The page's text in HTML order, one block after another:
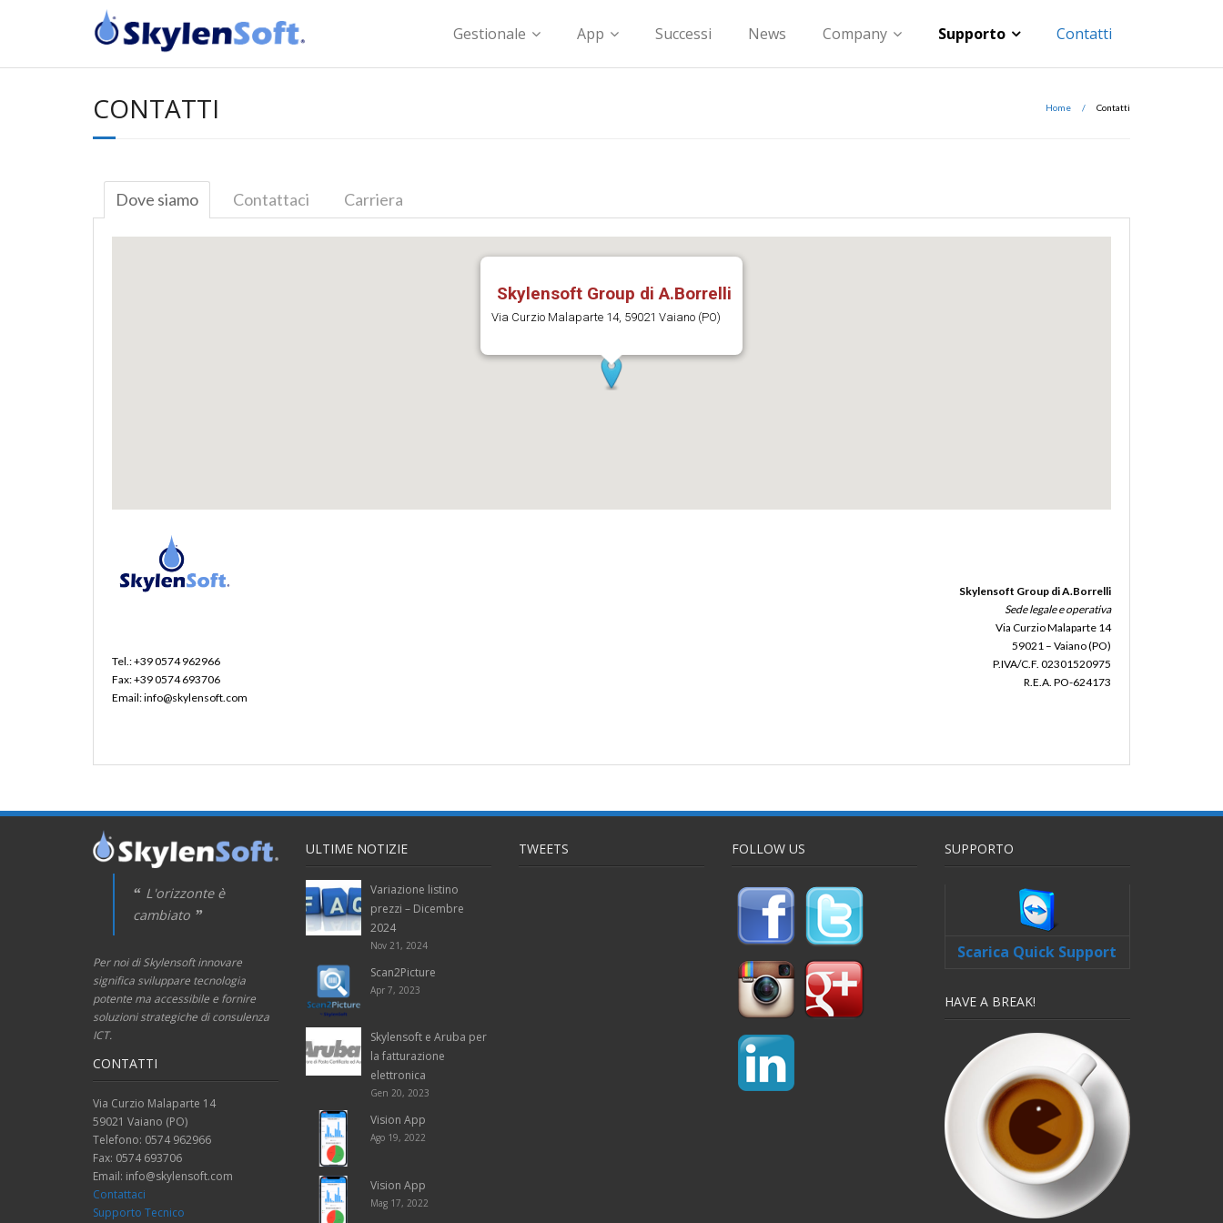
Gestionale App Successi News Company Supporto Contatti
CONTATTI Home / Contatti
Dove siamo Contattaci Carriera
Skylensoft Group di A.Borrelli
Via Curzio Malaparte 14, 59021 Vaiano (PO)
Tel.: +39 0574 962966
Fax: +39 0574 693706
Email: info@skylensoft.com
Skylensoft Group di A.Borrelli
Sede legale e operativa
Via Curzio Malaparte 14
59021 – Vaiano (PO)
P.IVA/C.F. 02301520975
R.E.A. PO-624173
L'orizzonte è
cambiato
Per noi di Skylensoft innovare
significa sviluppare tecnologia
potente ma accessibile e fornire
soluzioni strategiche di consulenza
ICT.
CONTATTI
Via Curzio Malaparte 14
59021 Vaiano (PO)
Telefono: 0574 962966
Fax: 0574 693706
Email: info@skylensoft.com
Contattaci
Supporto Tecnico
ULTIME NOTIZIE
Variazione listino
prezzi – Dicembre
2024
Nov 21, 2024
Scan2Picture
Apr 7, 2023
Skylensoft e Aruba per
la fatturazione
elettronica
Gen 20, 2023
Vision App
Ago 19, 2022
Vision App
Mag 17, 2022
TWEETS FOLLOW US SUPPORTO
Scarica Quick Support
HAVE A BREAK!